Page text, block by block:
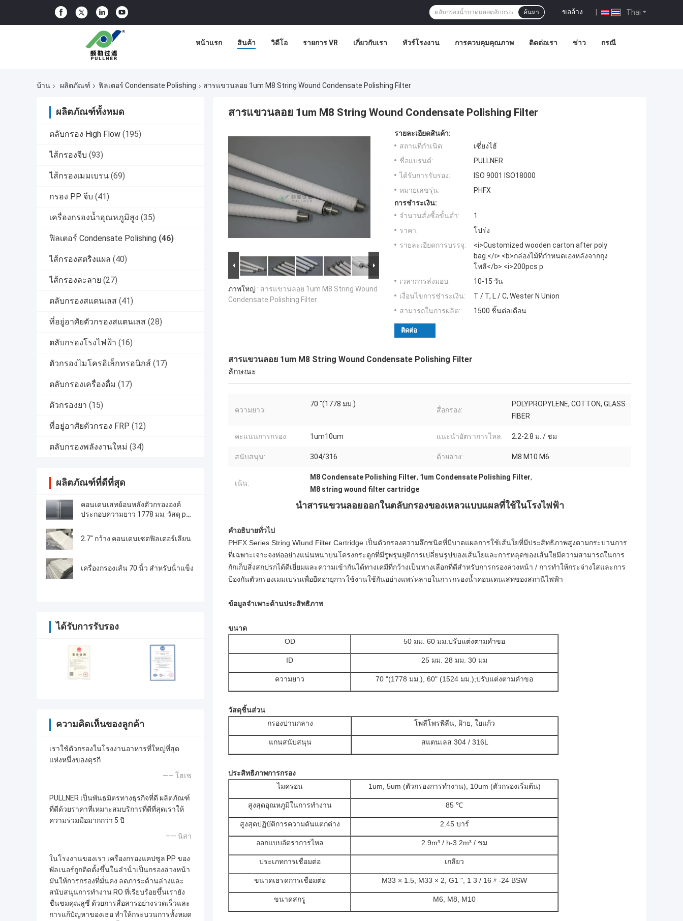
Thai
ขออ้าง |
ค้นหา
หน้าแรก สินค้า วิดีโอ รายการ VR เกี่ยวกับเรา ทัวร์โรงงาน การควบคุมคุณภาพ ติดต่อเรา ข่าว กรณี
บ้าน ผลิตภัณฑ์ ฟิลเตอร์ Condensate Polishing สารแขวนลอย 1um M8 String Wound Condensate Polishing Filter
ผลิตภัณฑ์ทั้งหมด
ตลับกรอง High Flow (195)
ไส้กรองจีบ (93)
ไส้กรองเมมเบรน (69)
กรอง PP จีบ (41)
เครื่องกรองน้ำอุณหภูมิสูง (35)
ฟิลเตอร์ Condensate Polishing (46)
ไส้กรองสตริงแผล (40)
ไส้กรองละลาย (27)
ตลับกรองสแตนเลส (41)
ที่อยู่อาศัยตัวกรองสแตนเลส (28)
ตลับกรองโรงไฟฟ้า (16)
ตัวกรองไมโครอิเล็กทรอนิกส์ (17)
ตลับกรองเครื่องดื่ม (17)
ตัวกรองยา (15)
ที่อยู่อาศัยตัวกรอง FRP (12)
ตลับกรองพลังงานใหม่ (34)
ผลิตภัณฑ์ที่ดีที่สุด
คอนเดนเสทย้อนหลังตัวกรององค์
ประกอบความยาว 1778 มม. วัสดุ pP
2.7" กว้าง คอนเดนเซตฟิลเตอร์เลียน
เครื่องกรองเส้น 70 นิ้ว สําหรับน้ําแข็ง
ได้รับการรับรอง
ความคิดเห็นของลูกค้า
เราใช้ตัวกรองในโรงงานอาหารที่ใหญ่ที่สุด
แห่งหนึ่งของตุรกี
—— โฮเซ
PULLNER เป็นพันธมิตรทางธุรกิจที่ดี ผลิตภัณฑ์
ที่ดีด้วยราคาที่เหมาะสมบริการที่ดีที่สุดเราให้
ความร่วมมือมากกว่า 5 ปี
—— นิสา
ในโรงงานของเรา เครื่องกรองแคปซูล PP ของ
พัลเนอร์ถูกติดตั้งขึ้นในลําน้ําเป็นกรองล่วงหน้า
มันให้การกรองที่มั่นคง ลดภาระด้านล่างและ
สนับสนุนการทํางาน RO ที่เรียบร้อยขึ้นเรายัง
ชื่นชมคุณลูซี่ ด้วยการสื่อสารอย่างรวดเร็วและ
การแก้ปัญหาของเธอ ทําให้กระบวนการทั้งหมด
สารแขวนลอย 1um M8 String Wound Condensate Polishing Filter
ภาพใหญ่ : สารแขวนลอย 1um M8 String Wound
Condensate Polishing Filter
รายละเอียดสินค้า:
สถานที่กำเนิด:
เซี่ยงไฮ้
ชื่อแบรนด์:
PULLNER
ได้รับการรับรอง:
ISO 9001 ISO18000
หมายเลขรุ่น:
PHFX
การชำระเงิน:
จำนวนสั่งซื้อขั้นต่ำ:
1
ราคา:
โปร่ง
รายละเอียดการบรรจุ:
<i>Customized wooden carton after poly
bag.</i> <b>กล่องไม้ที่กำหนดเองหลังจากถุง
โพลี</b> <i>200pcs p
เวลาการส่งมอบ:
10-15 วัน
เงื่อนไขการชำระเงิน:
T / T, L / C, Wester N Union
สามารถในการผลิต:
1500 ชิ้นต่อเดือน
ติดต่อ
สารแขวนลอย 1um M8 String Wound Condensate Polishing Filter
ลักษณะ
ความยาว:
70 "(1778 มม.)
สื่อกรอง:
POLYPROPYLENE, COTTON, GLASS
FIBER
คะแนนการกรอง: 1um10um แนะนำอัตราการไหล: 2.2-2.8 ม. / ชม
สนับสนุน: 304/316 ด้ายล่าง: M8 M10 M6
เน้น:
M8 Condensate Polishing Filter, 1um Condensate Polishing Filter,
M8 string wound filter cartridge
นำสารแขวนลอยออกในตลับกรองของเหลวแบบแผลที่ใช้ในโรงไฟฟ้า
คำอธิบายทั่วไป
PHFX ​​Series String WIund Filter Cartridge เป็นตัวกรองความลึกชนิดที่มีบาดแผลการใช้เส้นใยที่มีประสิทธิภาพสูงตามกระบวนการ
ที่เฉพาะเจาะจงห่ออย่างแน่นหนาบนโครงกระดูกที่มีรูพรุนยุติการเปลี่ยนรูปของเส้นใยและการหลุดของเส้นใยมีความสามารถในการ
กักเก็บสิ่งสกปรกได้ดีเยี่ยมและความเข้ากันได้ทางเคมีที่กว้างเป็นทางเลือกที่ดีสำหรับการกรองล่วงหน้า / การทำให้กระจ่างใสและการ
ป้องกันตัวกรองเมมเบรนเพื่อยืดอายุการใช้งานใช้กันอย่างแพร่หลายในการกรองน้ำคอนเดนเสทของสถานีไฟฟ้า
ข้อมูลจำเพาะด้านประสิทธิภาพ
ขนาด
OD
50 มม. 60 มม.ปรับแต่งตามคำขอ
ID 25 มม. 28 มม. 30 มม
ความยาว 70 "(1778 มม.), 60" (1524 มม.);ปรับแต่งตามคำขอ
วัสดุชิ้นส่วน
กรองปานกลาง
โพลีโพรพีลีน, ฝ้าย, ใยแก้ว
แกนสนับสนุน สแตนเลส 304 / 316L
ประสิทธิภาพการกรอง
ไมครอน
1um, 5um (ตัวกรองการทำงาน), 10um (ตัวกรองเริ่มต้น)
สูงสุดอุณหภูมิในการทำงาน 85 ℃
สูงสุดปฏิบัติการความดันแตกต่าง 2.45 บาร์
ออกแบบอัตราการไหล 2.9m³ / h-3.2m³ / ชม
ประเภทการเชื่อมต่อ เกลียว
ขนาดเธรดการเชื่อมต่อ M33 × 1.5, M33 × 2, G1 ", 1 3 / 16〃-24 BSW
ขนาดสกรู M6, M8, M10